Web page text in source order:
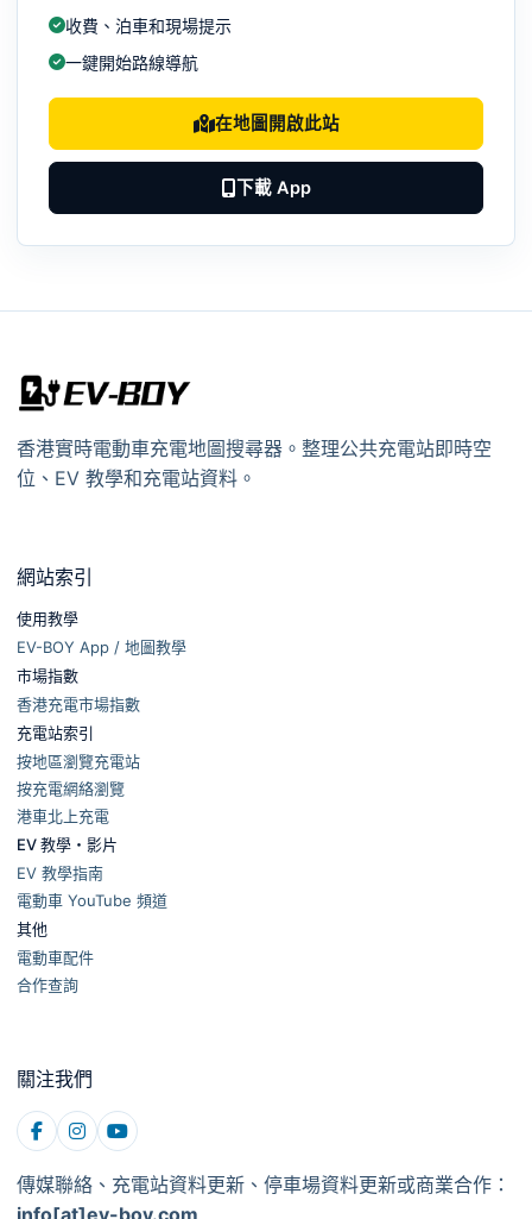
收費、泊車和現場提示
一鍵開始路線導航
在地圖開啟此站
下載 App
香港實時電動車充電地圖搜尋器。整理公共充電站即時空
位、EV 教學和充電站資料。
網站索引
使用教學
EV-BOY App / 地圖教學
市場指數
香港充電市場指數
充電站索引
按地區瀏覽充電站
按充電網絡瀏覽
港車北上充電
EV 教學・影片
EV 教學指南
電動車 YouTube 頻道
其他
電動車配件
合作查詢
關注我們
傳媒聯絡、充電站資料更新、停車場資料更新或商業合作：